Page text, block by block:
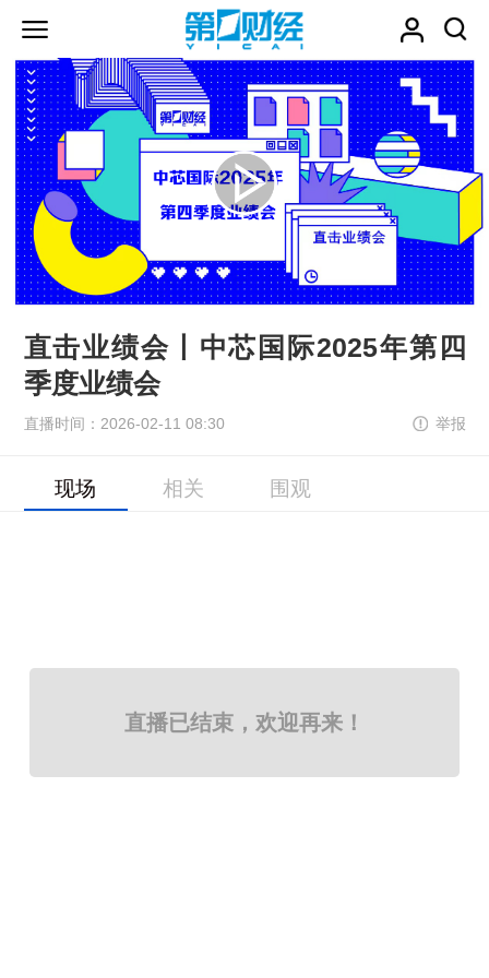
直击业绩会丨中芯国际2025年第四
季度业绩会
直播时间：2026-02-11 08:30 举报
现场 相关 围观
直播已结束，欢迎再来！